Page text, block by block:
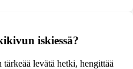
iskiessä?
levätä hetki, hengittää